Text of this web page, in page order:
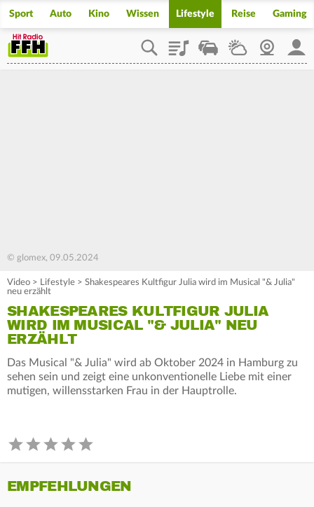
Sport Auto Kino Wissen Lifestyle Reise Gaming
PlaylistStaupilotWetterWebcam
© glomex, 09.05.2024
Video > Lifestyle > Shakespeares Kultfigur Julia wird im Musical "& Julia"
neu erzählt
SHAKESPEARES KULTFIGUR JULIA
WIRD IM MUSICAL "& JULIA" NEU
ERZÄHLT
Das Musical "& Julia" wird ab Oktober 2024 in Hamburg zu
sehen sein und zeigt eine unkonventionelle Liebe mit einer
mutigen, willensstarken Frau in der Hauptrolle.
EMPFEHLUNGEN